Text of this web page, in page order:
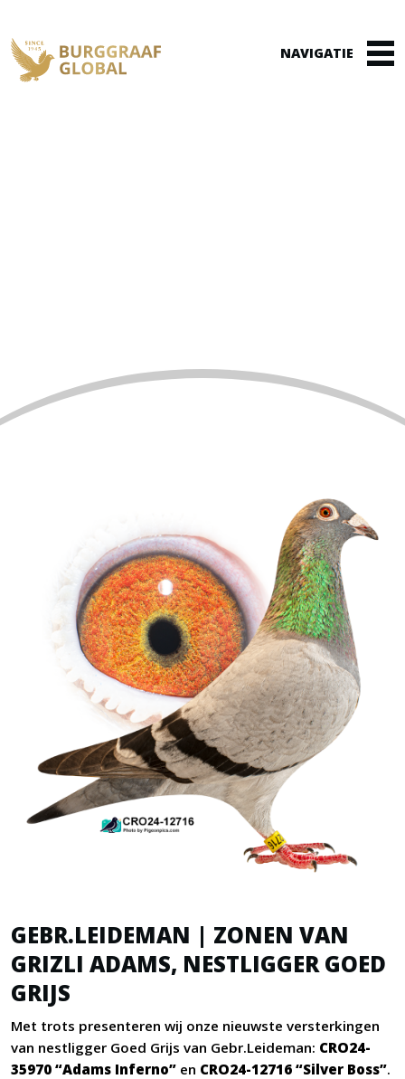
GEBR.LEIDEMAN | ZONEN VAN
GRIZLI ADAMS, NESTLIGGER GOED
GRIJS
Met trots presenteren wij onze nieuwste versterkingen
van nestligger Goed Grijs van Gebr.Leideman: CRO24-
35970 “Adams Inferno” en CRO24-12716 “Silver Boss”.